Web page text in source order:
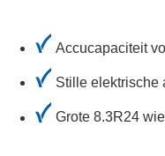
Accucapaciteit
Stille elektrische
Grote 8.3R24